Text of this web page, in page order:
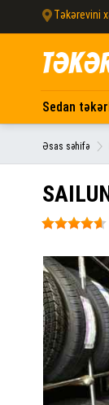
Təkərevini
Sedan
Əsas səhifə